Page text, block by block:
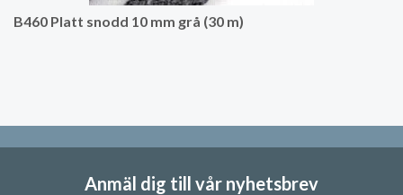
B460 Platt snodd 10 mm grå (30 m)
Anmäl dig till vår nyhetsbrev